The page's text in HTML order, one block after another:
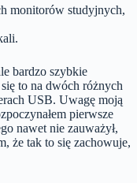
monitorów studyjnych,
bardzo szybkie
to na dwóch różnych
USB. Uwagę moją
pierwsze
nawet nie zauważył,
że tak to się zachowuje,